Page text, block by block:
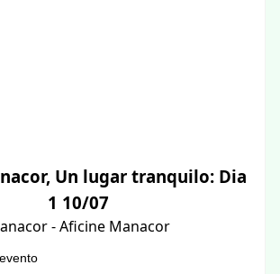
Un lugar tranquilo: Dia
1 10/07
- Aficine Manacor